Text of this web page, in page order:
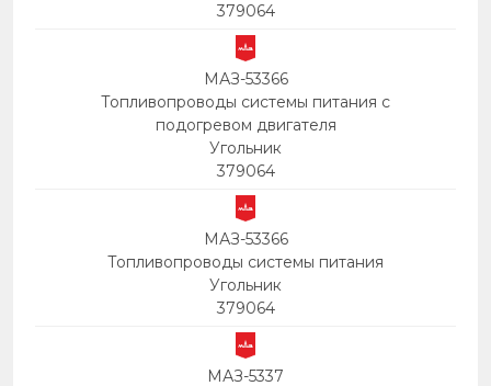
379064
МАЗ-53366
Топливопроводы системы питания с
подогревом двигателя
Угольник
379064
МАЗ-53366
Топливопроводы системы питания
Угольник
379064
МАЗ-5337